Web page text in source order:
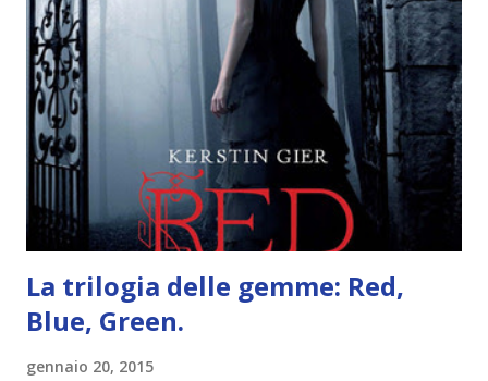
Pagine: 448 Editore: Newton Compton Editori
Pubblicazione: 10 Gennaio 2023 Traduttore: Laura Lancini
Trama: “Si chiama Michael Crist. È il fratello maggiore del
mio ragazzo ed è come quei film dell'orrore che guardi
coprendoti gli occhi. È bellissimo, forte, e assolutamente
terrificante. Non mi vede neppure. Ma io l'ho notato. L'ho
visto, l'ho sentito. Le cose che ha fatto, i misfatti ch...
La trilogia delle gemme: Red,
Blue, Green.
gennaio 20, 2015